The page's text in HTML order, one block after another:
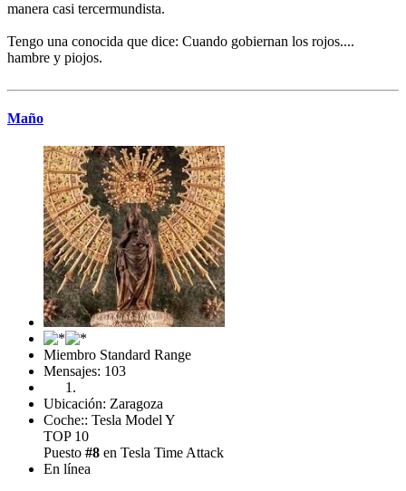
manera casi tercermundista.
Tengo una conocida que dice: Cuando gobiernan los rojos....
hambre y piojos.
Maño
Miembro Standard Range
Mensajes: 103
Ubicación: Zaragoza
Coche:: Tesla Model Y
TOP 10
Puesto #8 en Tesla Time Attack
En línea